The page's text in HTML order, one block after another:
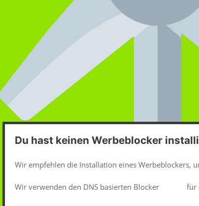
Du hast keinen Werbeblocker
Wir empfehlen die Installation eines Werbeblockers,
Wir verwenden den DNS basierten Blocker für